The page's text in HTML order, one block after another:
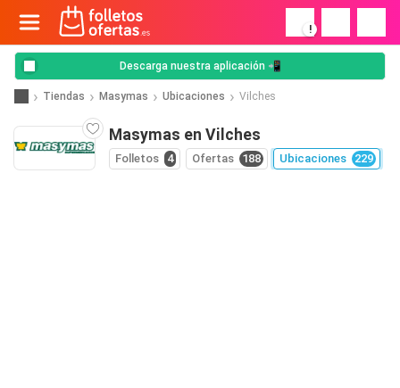
!
Descarga nuestra aplicación 📲
Tiendas Masymas Ubicaciones Vilches
Masymas en Vilches
Folletos 4 Ofertas 188 Ubicaciones 229